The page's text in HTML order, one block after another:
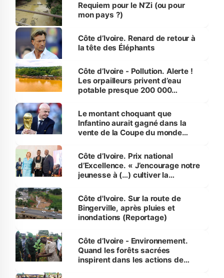
Requiem pour le N’Zi (ou pour
mon pays ?)
Côte d’Ivoire. Renard de retour à
la tête des Éléphants
Côte d’Ivoire - Pollution. Alerte !
Les orpailleurs privent d’eau
potable presque 200 000
Le montant choquant que
Infantino aurait gagné dans la
vente de la Coupe du monde
Côte d’Ivoire. Prix national
d’Excellence. « J’encourage notre
jeunesse à (…) cultiver la
(Alassane Ouattara
Côte d'Ivoire. Sur la route de
Bingerville, après pluies et
inondations (Reportage)
Côte d’Ivoire - Environnement.
Quand les forêts sacrées
inspirent dans les actions de